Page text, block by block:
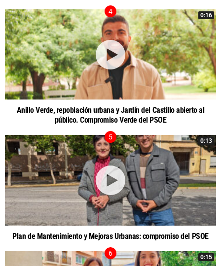
0:16
Anillo Verde, repoblación urbana y Jardín del Castillo abierto al
público. Compromiso Verde del PSOE
0:13
Plan de Mantenimiento y Mejoras Urbanas: compromiso del PSOE
0:15